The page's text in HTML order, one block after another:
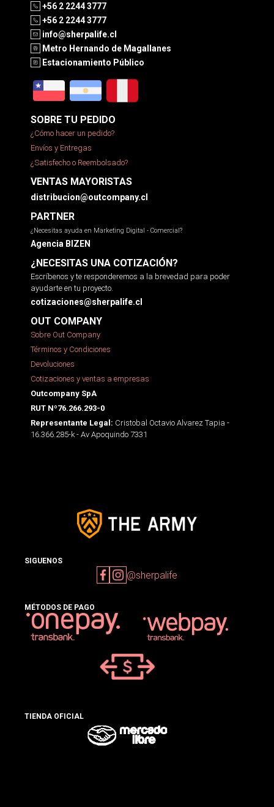
+56 2 2244 3777
+56 2 2244 3777
info@sherpalife.cl
Metro Hernando de Magallanes
Estacionamiento Público
SOBRE TU PEDIDO
¿Cómo hacer un pedido?
Envíos y Entregas
¿Satisfecho o Reembolsado?
VENTAS MAYORISTAS
distribucion@outcompany.cl
PARTNER
¿Necesitas ayuda en Marketing Digital - Comercial?
Agencia BIZEN
¿NECESITAS UNA COTIZACIÓN?
Escríbenos y te responderemos a la brevedad para poder
ayudarte en tu proyecto.
cotizaciones@sherpalife.cl
OUT COMPANY
Sobre Out Company
Términos y Condiciones
Devoluciones
Cotizaciones y ventas a empresas
Outcompany SpA
RUT Nº76.266.293-0
Representante Legal: Cristobal Octavio Alvarez Tapia -
16.366.285-k - Av Apoquindo 7331
SIGUENOS
@sherpalife
MÉTODOS DE PAGO
TIENDA OFICIAL